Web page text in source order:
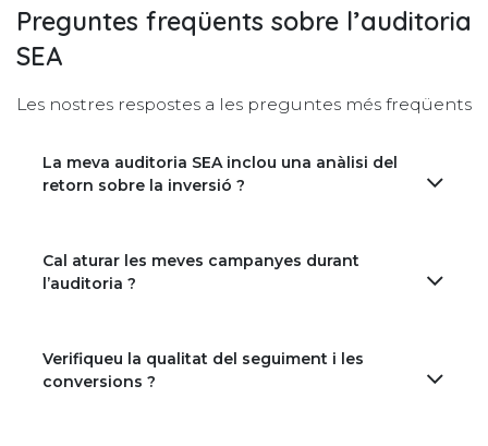
Preguntes freqüents sobre l’auditoria
SEA
Les nostres respostes a les preguntes més freqüents
La meva auditoria SEA inclou una anàlisi del
retorn sobre la inversió ?
Cal aturar les meves campanyes durant
l’auditoria ?
Verifiqueu la qualitat del seguiment i les
conversions ?